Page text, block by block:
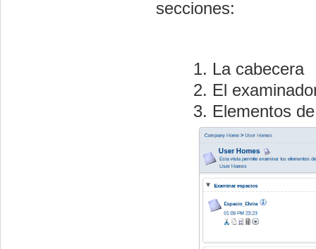
secciones:
La cabecera
El
Elementos